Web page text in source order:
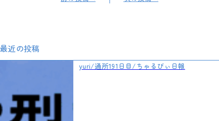
最近の投稿
yuri/通所191日目/ちゃるびぃ日報